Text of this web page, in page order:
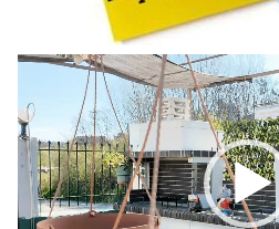
Πρόγραμμα
Αναπαραγωγής
Βίντεο